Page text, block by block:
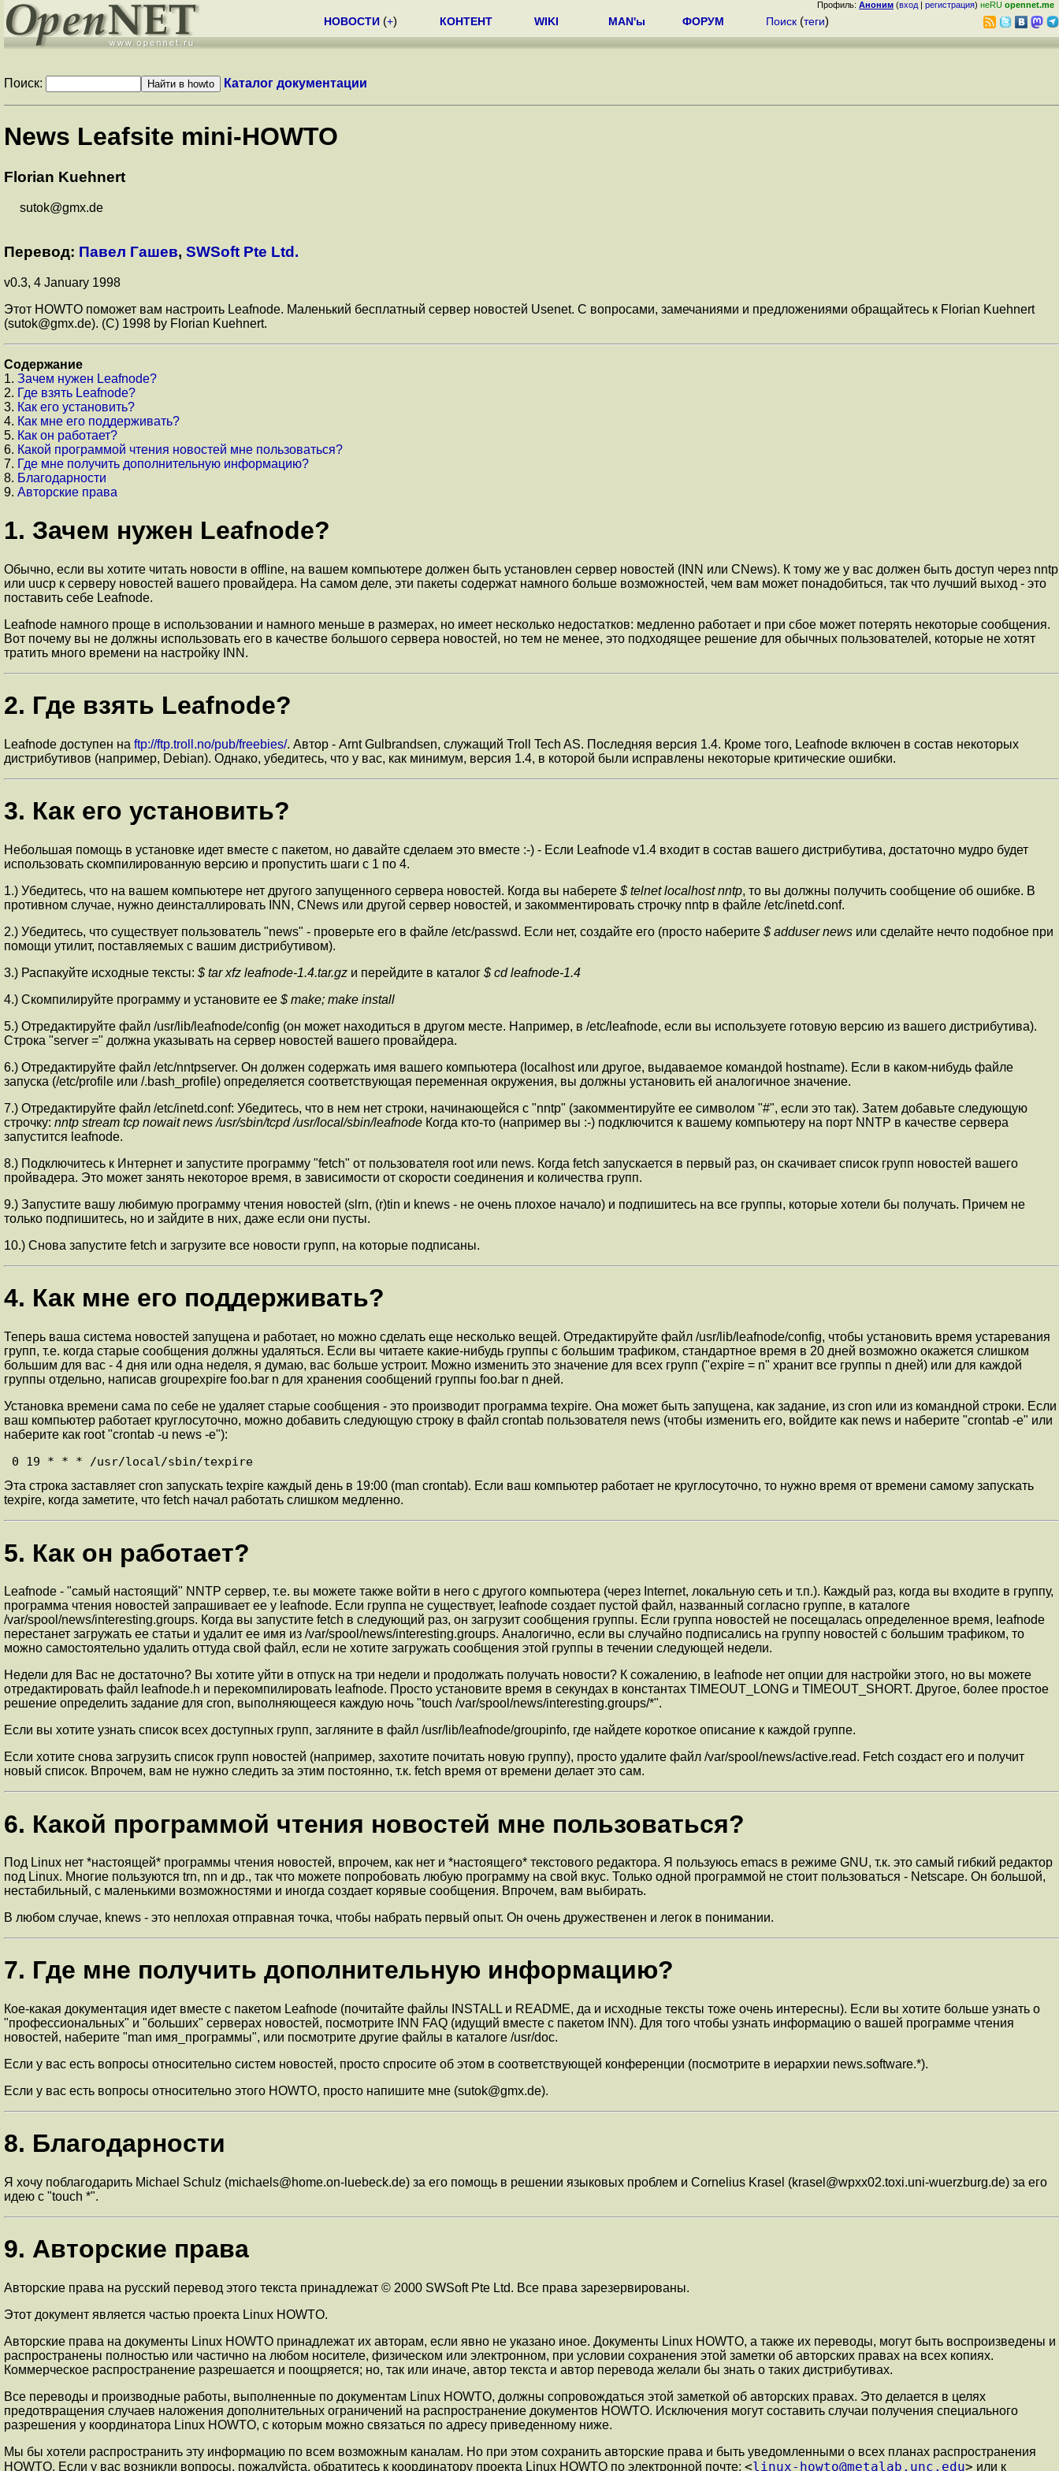
Профиль: Аноним (вход | регистрация) неRU opennet.me
НОВОСТИ (+) КОНТЕНТ WIKI MAN'ы ФОРУМ Поиск (теги)
Поиск: Каталог документации
News Leafsite mini-HOWTO
Florian Kuehnert
sutok@gmx.de
Перевод: Павел Гашев, SWSoft Pte Ltd.
v0.3, 4 January 1998
Этот HOWTO поможет вам настроить Leafnode. Маленький беcплатный сервер новостей Usenet. С вопросами, замечаниями и предложениями обращайтесь к Florian Kuehnert
(sutok@gmx.de). (C) 1998 by Florian Kuehnert.
Содержание
1. Зачем нужен Leafnode?
2. Где взять Leafnode?
3. Как его установить?
4. Как мне его поддерживать?
5. Как он работает?
6. Какой программой чтения новостей мне пользоваться?
7. Где мне получить дополнительную информацию?
8. Благодарности
9. Авторские права
1. Зачем нужен Leafnode?
Обычно, если вы хотите читать новости в offline, на вашем компьютере должен быть установлен сервер новостей (INN или CNews). К тому же у вас должен быть доступ через nntp
или uucp к серверу новостей вашего провайдера. На самом деле, эти пакеты содержат намного больше возможностей, чем вам может понадобиться, так что лучший выход - это
поставить себе Leafnode.
Leafnode намного проще в использовании и намного меньше в размерах, но имеет несколько недостатков: медленно работает и при сбое может потерять некоторые сообщения.
Вот почему вы не должны использовать его в качестве большого сервера новостей, но тем не менее, это подходящее решение для обычных пользователей, которые не хотят
тратить много времени на настройку INN.
2. Где взять Leafnode?
Leafnode доступен на ftp://ftp.troll.no/pub/freebies/. Автор - Arnt Gulbrandsen, служащий Troll Tech AS. Последняя версия 1.4. Кроме того, Leafnode включен в состав некоторых
дистрибутивов (например, Debian). Однако, убедитесь, что у вас, как минимум, версия 1.4, в которой были исправлены некоторые критические ошибки.
3. Как его установить?
Небольшая помощь в установке идет вместе с пакетом, но давайте сделаем это вместе :-) - Если Leafnode v1.4 входит в состав вашего дистрибутива, достаточно мудро будет
использовать скомпилированную версию и пропустить шаги с 1 по 4.
1.) Убедитесь, что на вашем компьютере нет другого запущенного сервера новостей. Когда вы наберете $ telnet localhost nntp, то вы должны получить сообщение об ошибке. В
противном случае, нужно деинсталлировать INN, CNews или другой сервер новостей, и закомментировать строчку nntp в файле /etc/inetd.conf.
2.) Убедитесь, что существует пользователь "news" - проверьте его в файле /etc/passwd. Если нет, создайте его (просто наберите $ adduser news или сделайте нечто подобное при
помощи утилит, поставляемых с вашим дистрибутивом).
3.) Распакуйте исходные тексты: $ tar xfz leafnode-1.4.tar.gz и перейдите в каталог $ cd leafnode-1.4
4.) Скомпилируйте программу и установите ее $ make; make install
5.) Отредактируйте файл /usr/lib/leafnode/config (он может находиться в другом месте. Например, в /etc/leafnode, если вы используете готовую версию из вашего дистрибутива).
Строка "server =" должна указывать на сервер новостей вашего провайдера.
6.) Отредактируйте файл /etc/nntpserver. Он должен содержать имя вашего компьютера (localhost или другое, выдаваемое командой hostname). Если в каком-нибудь файле
запуска (/etc/profile или /.bash_profile) определяется соответствующая переменная окружения, вы должны установить ей аналогичное значение.
7.) Отредактируйте файл /etc/inetd.conf: Убедитесь, что в нем нет строки, начинающейся с "nntp" (закомментируйте ее символом "#", если это так). Затем добавьте следующую
строчку: nntp stream tcp nowait news /usr/sbin/tcpd /usr/local/sbin/leafnode Когда кто-то (например вы :-) подключится к вашему компьютеру на порт NNTP в качестве сервера
запустится leafnode.
8.) Подключитесь к Интернет и запустите программу "fetch" от пользователя root или news. Когда fetch запускается в первый раз, он скачивает список групп новостей вашего
пройвадера. Это может занять некоторое время, в зависимости от скорости соединения и количества групп.
9.) Запустите вашу любимую программу чтения новостей (slrn, (r)tin и knews - не очень плохое начало) и подпишитесь на все группы, которые хотели бы получать. Причем не
только подпишитесь, но и зайдите в них, даже если они пусты.
10.) Снова запустите fetch и загрузите все новости групп, на которые подписаны.
4. Как мне его поддерживать?
Теперь ваша система новостей запущена и работает, но можно сделать еще несколько вещей. Отредактируйте файл /usr/lib/leafnode/config, чтобы установить время устаревания
групп, т.е. когда старые сообщения должны удаляться. Если вы читаете какие-нибудь группы с большим трафиком, стандартное время в 20 дней возможно окажется слишком
большим для вас - 4 дня или одна неделя, я думаю, вас больше устроит. Можно изменить это значение для всех групп ("expire = n" хранит все группы n дней) или для каждой
группы отдельно, написав groupexpire foo.bar n для хранения сообщений группы foo.bar n дней.
Установка времени сама по себе не удаляет старые сообщения - это производит программа texpire. Она может быть запущена, как задание, из cron или из командной строки. Если
ваш компьютер работает круглосуточно, можно добавить следующую строку в файл crontab пользователя news (чтобы изменить его, войдите как news и наберите "crontab -e" или
наберите как root "crontab -u news -e"):
0 19 * * * /usr/local/sbin/texpire
Эта строка заставляет cron запускать texpire каждый день в 19:00 (man crontab). Если ваш компьютер работает не круглосуточно, то нужно время от времени самому запускать
texpire, когда заметите, что fetch начал работать слишком медленно.
5. Как он работает?
Leafnode - "самый настоящий" NNTP сервер, т.е. вы можете также войти в него с другого компьютера (через Internet, локальную сеть и т.п.). Каждый раз, когда вы входите в группу,
программа чтения новостей запрашивает ее у leafnode. Если группа не существует, leafnode создает пустой файл, названный согласно группе, в каталоге
/var/spool/news/interesting.groups. Когда вы запустите fetch в следующий раз, он загрузит сообщения группы. Если группа новостей не посещалась определенное время, leafnode
перестанет загружать ее статьи и удалит ее имя из /var/spool/news/interesting.groups. Аналогично, если вы случайно подписались на группу новостей с большим трафиком, то
можно самостоятельно удалить оттуда свой файл, если не хотите загружать сообщения этой группы в течении следующей недели.
Недели для Вас не достаточно? Вы хотите уйти в отпуск на три недели и продолжать получать новости? К сожалению, в leafnode нет опции для настройки этого, но вы можете
отредактировать файл leafnode.h и перекомпилировать leafnode. Просто установите время в секундах в константах TIMEOUT_LONG и TIMEOUT_SHORT. Другое, более простое
решение определить задание для cron, выполняющееся каждую ночь "touch /var/spool/news/interesting.groups/*".
Если вы хотите узнать список всех доступных групп, загляните в файл /usr/lib/leafnode/groupinfo, где найдете короткое описание к каждой группе.
Если хотите снова загрузить список групп новостей (например, захотите почитать новую группу), просто удалите файл /var/spool/news/active.read. Fetch создаст его и получит
новый список. Впрочем, вам не нужно следить за этим постоянно, т.к. fetch время от времени делает это сам.
6. Какой программой чтения новостей мне пользоваться?
Под Linux нет *настоящей* программы чтения новостей, впрочем, как нет и *настоящего* текстового редактора. Я пользуюсь emacs в режиме GNU, т.к. это самый гибкий редактор
под Linux. Многие пользуются trn, nn и др., так что можете попробовать любую программу на свой вкус. Только одной программой не стоит пользоваться - Netscape. Он большой,
нестабильный, с маленькими возможностями и иногда создает корявые сообщения. Впрочем, вам выбирать.
В любом случае, knews - это неплохая отправная точка, чтобы набрать первый опыт. Он очень дружественен и легок в понимании.
7. Где мне получить дополнительную информацию?
Кое-какая документация идет вместе с пакетом Leafnode (почитайте файлы INSTALL и README, да и исходные тексты тоже очень интересны). Если вы хотите больше узнать о
"профессиональных" и "больших" серверах новостей, посмотрите INN FAQ (идущий вместе с пакетом INN). Для того чтобы узнать информацию о вашей программе чтения
новостей, наберите "man имя_программы", или посмотрите другие файлы в каталоге /usr/doc.
Если у вас есть вопросы относительно систем новостей, просто спросите об этом в соответствующей конференции (посмотрите в иерархии news.software.*).
Если у вас есть вопросы относительно этого HOWTO, просто напишите мне (sutok@gmx.de).
8. Благодарности
Я хочу поблагодарить Michael Schulz (michaels@home.on-luebeck.de) за его помощь в решении языковых проблем и Cornelius Krasel (krasel@wpxx02.toxi.uni-wuerzburg.de) за его
идею с "touch *".
9. Авторские права
Авторские права на русский перевод этого текста принадлежат © 2000 SWSoft Pte Ltd. Все права зарезервированы.
Этот документ является частью проекта Linux HOWTO.
Авторские права на документы Linux HOWTO принадлежат их авторам, если явно не указано иное. Документы Linux HOWTO, а также их переводы, могут быть воспроизведены и
распространены полностью или частично на любом носителе, физическом или электронном, при условии сохранения этой заметки об авторских правах на всех копиях.
Коммерческое распространение разрешается и поощряется; но, так или иначе, автор текста и автор перевода желали бы знать о таких дистрибутивах.
Все переводы и производные работы, выполненные по документам Linux HOWTO, должны сопровождаться этой заметкой об авторских правах. Это делается в целях
предотвращения случаев наложения дополнительных ограничений на распространение документов HOWTO. Исключения могут составить случаи получения специального
разрешения у координатора Linux HOWTO, с которым можно связаться по адресу приведенному ниже.
Мы бы хотели распространить эту информацию по всем возможным каналам. Но при этом сохранить авторские права и быть уведомленными о всех планах распространения
HOWTO. Если у вас возникли вопросы, пожалуйста, обратитесь к координатору проекта Linux HOWTO по электронной почте: <linux-howto@metalab.unc.edu> или к